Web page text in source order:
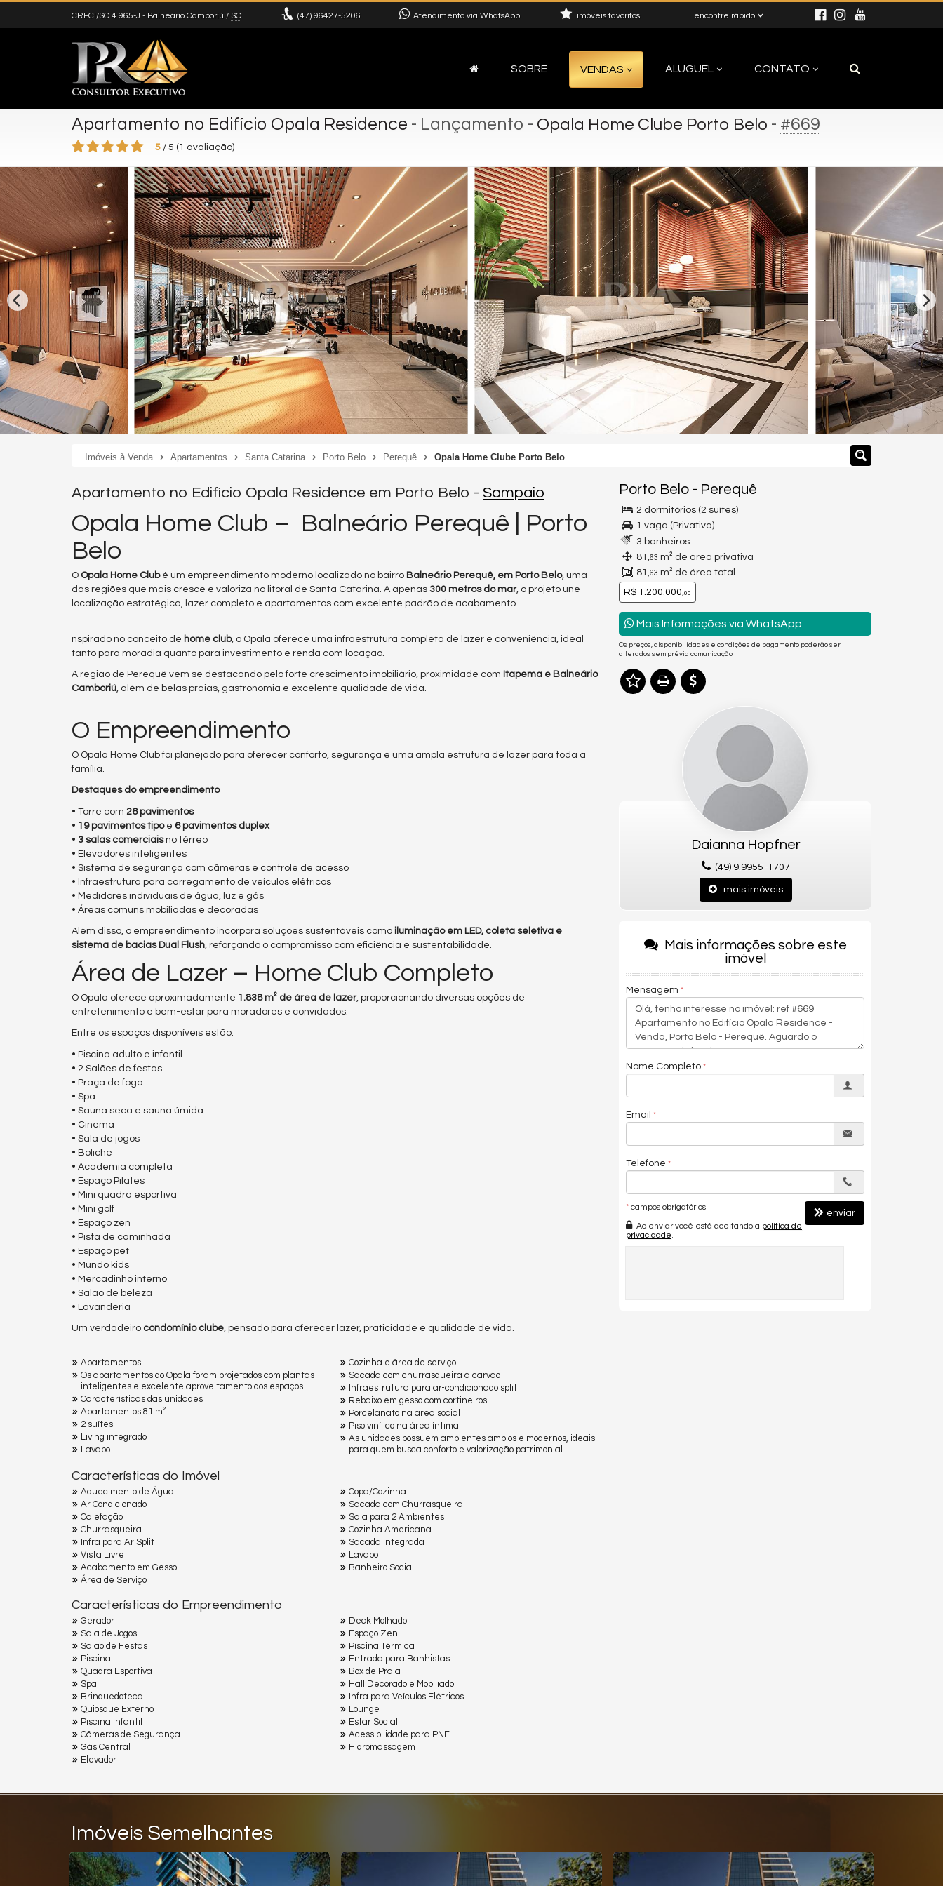
CRECI/SC 4.965-J - Balneário Camboriú / SC (47) 96427-5206 Atendimento via WhatsApp encontre rápido
imóveis favoritos
SOBRE VENDAS ALUGUEL CONTATO
Apartamento no Edifício Opala Residence - Lançamento - Opala Home Clube Porto Belo - #669
5 / 5 ( 1 avaliação)
Imóveis à Venda Apartamentos Santa Catarina Porto Belo Perequê Opala Home Clube Porto Belo
Apartamento no Edifício Opala Residence em Porto Belo - Sampaio
Opala Home Club – Balneário Perequê | Porto
Belo
O Opala Home Clubé um empreendimento moderno localizado no bairro Balneário Perequê, em Porto Belo, uma
das regiões que mais cresce e valoriza no litoral de Santa Catarina. A apenas 300 metros do mar, o projeto une
localização estratégica, lazer completo e apartamentos com excelente padrão de acabamento.
nspirado no conceito de home club, o Opala oferece uma infraestrutura completa de lazer e conveniência, ideal
tanto para moradia quanto para investimento e renda com locação.
A região de Perequê vem se destacando pelo forte crescimento imobiliário, proximidade com Itapema e Balneário
Camboriú, além de belas praias, gastronomia e excelente qualidade de vida.
O Empreendimento
O Opala Home Club foi planejado para oferecer conforto, segurança e uma ampla estrutura de lazer para toda a
família.
Destaques do empreendimento
• Torre com 26 pavimentos
• 19 pavimentos tipoe 6 pavimentos duplex
• 3 salas comerciaisno térreo
• Elevadores inteligentes
• Sistema de segurança com câmeras e controle de acesso
• Infraestrutura para carregamento de veículos elétricos
• Medidores individuais de água, luz e gás
• Áreas comuns mobiliadas e decoradas
Além disso, o empreendimento incorpora soluções sustentáveis como iluminação em LED, coleta seletiva e
sistema de bacias Dual Flush, reforçando o compromisso com eficiência e sustentabilidade.
Área de Lazer – Home Club Completo
O Opala oferece aproximadamente 1.838 m² de área de lazer, proporcionando diversas opções de
entretenimento e bem-estar para moradores e convidados.
Entre os espaços disponíveis estão:
• Piscina adulto e infantil
• 2 Salões de festas
• Praça de fogo
• Spa
• Sauna seca e sauna úmida
• Cinema
• Sala de jogos
• Boliche
• Academia completa
• Espaço Pilates
• Mini quadra esportiva
• Mini golf
• Espaço zen
• Pista de caminhada
• Espaço pet
• Mundo kids
• Mercadinho interno
• Salão de beleza
• Lavanderia
Um verdadeiro condomínio clube, pensado para oferecer lazer, praticidade e qualidade de vida.
Apartamentos
Os apartamentos do Opala foram projetados com plantas
inteligentes e excelente aproveitamento dos espaços.
Características das unidades
Apartamentos 81 m²
2 suítes
Living integrado
Lavabo
Cozinha e área de serviço
Sacada com churrasqueira a carvão
Infraestrutura para ar-condicionado split
Rebaixo em gesso com cortineiros
Porcelanato na área social
Piso vinílico na área íntima
As unidades possuem ambientes amplos e modernos, ideais
para quem busca conforto e valorização patrimonial
Características do Imóvel
Aquecimento de Água
Ar Condicionado
Calefação
Churrasqueira
Infra para Ar Split
Vista Livre
Acabamento em Gesso
Área de Serviço
Copa/Cozinha
Sacada com Churrasqueira
Sala para 2 Ambientes
Cozinha Americana
Sacada Integrada
Lavabo
Banheiro Social
Características do Empreendimento
Gerador
Sala de Jogos
Salão de Festas
Piscina
Quadra Esportiva
Spa
Brinquedoteca
Quiosque Externo
Piscina Infantil
Câmeras de Segurança
Gás Central
Elevador
Deck Molhado
Espaço Zen
Pìscina Térmica
Entrada para Banhistas
Box de Praia
Hall Decorado e Mobiliado
Infra para Veículos Elétricos
Lounge
Estar Social
Acessibilidade para PNE
Hidromassagem
Porto Belo - Perequê
2 dormitórios (2 suítes)
1 vaga (Privativa)
3 banheiros
81,63 m² de área privativa
81,63 m² de área total
R$ 1.200.000,00
Mais Informações via WhatsApp
Os preços, disponibilidades e condições de pagamento poderão ser
alterados sem prévia comunicação.
Daianna Hopfner
(49) 9.9955-1707
mais imóveis
Mais informações sobre este
imóvel
Mensagem
Nome Completo
Email
Telefone
* campos obrigatórios
Ao enviar você está aceitando a política de
privacidade
enviar
Imóveis Semelhantes